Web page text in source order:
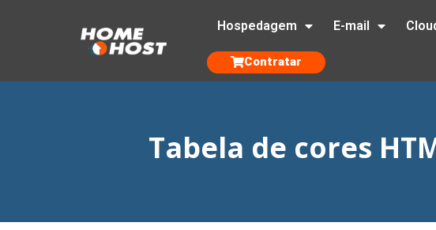
Hospedagem E-mail
Contratar
Tabela de cores